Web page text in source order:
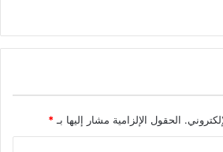
الحقول الإلزامية مشار إليها بـ *